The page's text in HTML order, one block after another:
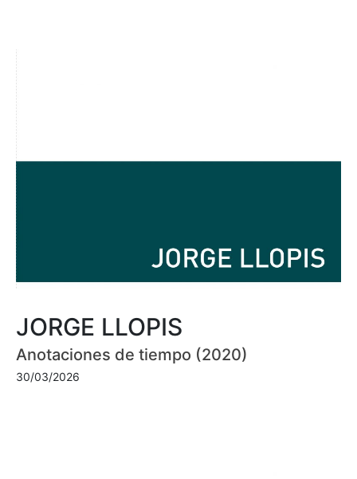
JORGE LLOPIS
Anotaciones de tiempo (2020)
30/03/2026